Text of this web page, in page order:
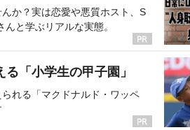
か？実は恋愛や悪質ホスト、S
と学ぶリアルな実態。
「小学生の甲子園」
れる「マクドナルド・ワッペ